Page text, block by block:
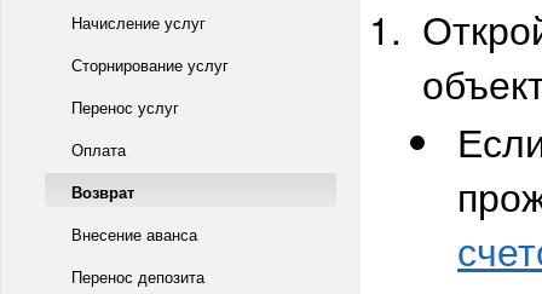
Начисление услуг
Сторнирование услуг
Перенос услуг
Оплата
Возврат
Внесение аванса
Перенос депозита